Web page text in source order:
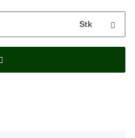
Stk